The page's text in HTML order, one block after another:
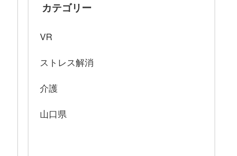
カテゴリー
VR
ストレス解消
介護
山口県